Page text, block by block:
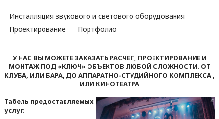
Инсталляция звукового и светового оборудования
Проектирование
Портфолио
У НАС ВЫ МОЖЕТЕ ЗАКАЗАТЬ РАСЧЕТ, ПРОЕКТИРОВАНИЕ И
МОНТАЖ ПОД «КЛЮЧ» ОБЪЕКТОВ ЛЮБОЙ СЛОЖНОСТИ. ОТ
КЛУБА, ИЛИ БАРА, ДО АППАРАТНО-СТУДИЙНОГО КОМПЛЕКСА ,
ИЛИ КИНОТЕАТРА
Табель предоставляемых
услуг: